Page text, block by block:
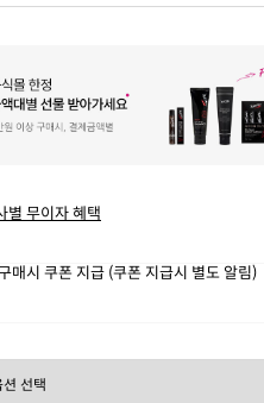
별 무이자 혜택
매시 쿠폰 지급 (쿠폰 지급시 별도 알림)